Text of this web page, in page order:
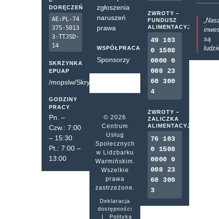
DORĘCZEŃ
AE:PL-74
375-5013
3-TTJSD-
14
SKRZYNKA
EPUAP
/mopslw/SkrytkaESP
GODZINY
PRACY
Pn. –
Czw.: 7:00
– 15:30
Pt.: 7:00 –
13:00
zgłoszenia
naruszeń
prawa
WSPÓŁPRACA
Sponsorzy
© 2026
Centrum
Usług
Społecznych
w Lidzbarku
Warmińskim.
Wszelkie
prawa
zastrzeżone.
Deklaracja
dostępności
|
Polityka
ZWROTY –
FUNDUSZ
ALIMENTACYJNY
49 103
0 1508
0000 0
008 23
60 300
4
ZWROTY –
ZALICZKA
ALIMENTACYJNA
76 103
0 1508
0000 0
008 23
60 300
3
są